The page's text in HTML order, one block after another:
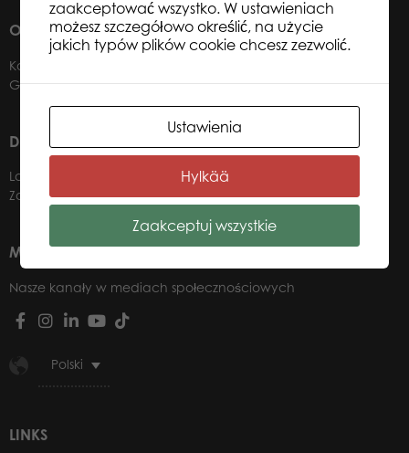
O NAS
Kontakt
Gdzie kupić?
DLA NASZYCH DYSTRYBUTORÓW
Logowanie do panelu b2b
Zostań dystrybutorem
MEDIA SPOŁECZNOŚCIOWE
Nasze kanały w mediach społecznościowych
Polski
LINKS
zaakceptować wszystko. W ustawieniach
możesz szczegółowo określić, na użycie
jakich typów plików cookie chcesz zezwolić.
Ustawienia
Hylkää
Zaakceptuj wszystkie